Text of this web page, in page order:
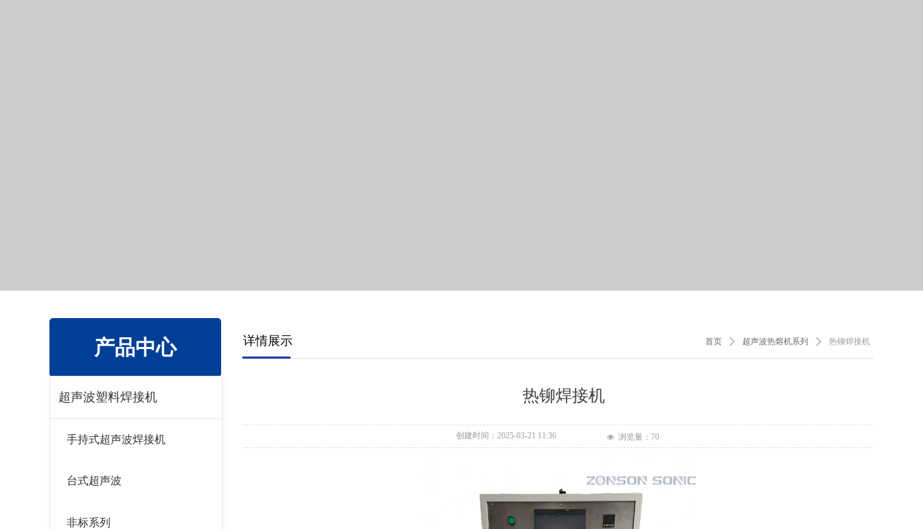
详情展示
热铆焊接机
创建时间： 2025-03-21 11:36 넶 浏览量： 70
首页 ꄲ 超声波热熔机系列 ꄲ 热铆焊接机
产品中心
超声波塑料焊接机
手持式超声波焊接机
台式超声波
非标系列